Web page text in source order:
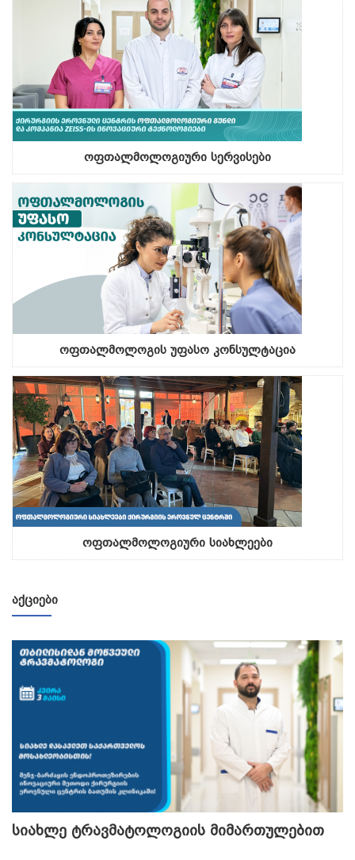
ოფთალმოლოგიური სერვისები
ოფთალმოლოგის უფასო კონსულტაცია
ოფთალმოლოგიური სიახლეები
ᲐᲥᲪᲘᲔᲑᲘ
სიახლე ტრავმატოლოგიის მიმართულებით